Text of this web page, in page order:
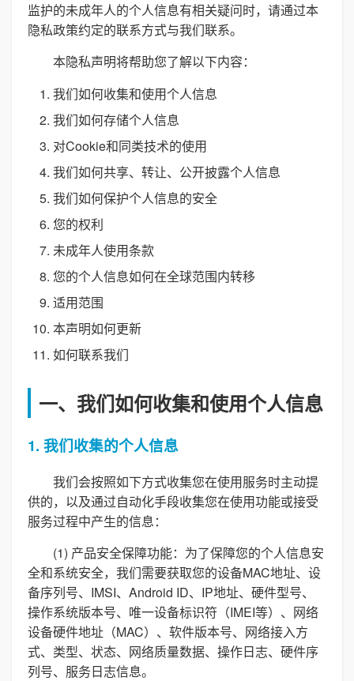
监护的未成年人的个人信息有相关疑问时，请通过本
隐私政策约定的联系方式与我们联系。
本隐私声明将帮助您了解以下内容：
我们如何收集和使用个人信息
我们如何存储个人信息
对Cookie和同类技术的使用
我们如何共享、转让、公开披露个人信息
我们如何保护个人信息的安全
您的权利
未成年人使用条款
您的个人信息如何在全球范围内转移
适用范围
本声明如何更新
如何联系我们
一、我们如何收集和使用个人信息
1. 我们收集的个人信息
我们会按照如下方式收集您在使用服务时主动提
供的，以及通过自动化手段收集您在使用功能或接受
服务过程中产生的信息：
(1) 产品安全保障功能：为了保障您的个人信息安
全和系统安全，我们需要获取您的设备MAC地址、设
备序列号、IMSI、Android ID、IP地址、硬件型号、
操作系统版本号、唯一设备标识符（IMEI等）、网络
设备硬件地址（MAC）、软件版本号、网络接入方
式、类型、状态、网络质量数据、操作日志、硬件序
列号、服务日志信息。